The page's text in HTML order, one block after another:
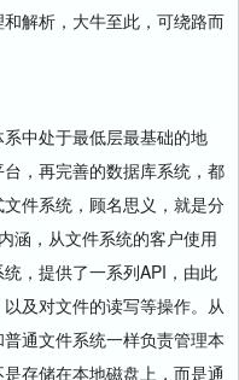
解析，大牛至此，可绕路而
中处于最低层最基础的地
，再完善的数据库系统，都
件系统，顾名思义，就是分
涵，从文件系统的客户使用
，提供了一系列API，由此
及对文件的读写等操作。从
通文件系统一样负责管理本
存储在本地磁盘上，而是通